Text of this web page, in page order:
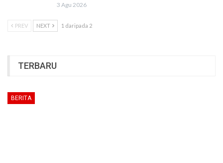
3 Agu 2026
PREV NEXT 1 daripada 2
TERBARU
BERITA